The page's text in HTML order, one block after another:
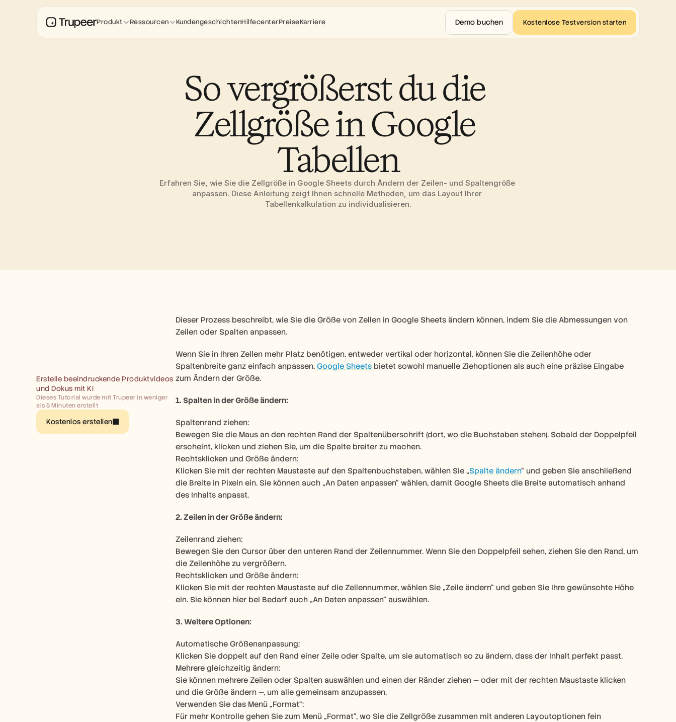
So vergrößerst du die
Zellgröße in Google
Tabellen
Erfahren Sie, wie Sie die Zellgröße in Google Sheets durch Ändern der Zeilen- und Spaltengröße
anpassen. Diese Anleitung zeigt Ihnen schnelle Methoden, um das Layout Ihrer
Tabellenkalkulation zu individualisieren.
Erstelle beeindruckende Produktvideos
und Dokus mit KI
Dieses Tutorial wurde mit Trupeer in weniger
als 5 Minuten erstellt
Kostenlos erstellen
Dieser Prozess beschreibt, wie Sie die Größe von Zellen in Google Sheets ändern können, indem Sie die Abmessungen von
Zeilen oder Spalten anpassen.
Wenn Sie in Ihren Zellen mehr Platz benötigen, entweder vertikal oder horizontal, können Sie die Zeilenhöhe oder
Spaltenbreite ganz einfach anpassen. Google Sheets bietet sowohl manuelle Ziehoptionen als auch eine präzise Eingabe
zum Ändern der Größe.
1. Spalten in der Größe ändern:
Spaltenrand ziehen:
Bewegen Sie die Maus an den rechten Rand der Spaltenüberschrift (dort, wo die Buchstaben stehen). Sobald der Doppelpfeil
erscheint, klicken und ziehen Sie, um die Spalte breiter zu machen.
Rechtsklicken und Größe ändern:
Klicken Sie mit der rechten Maustaste auf den Spaltenbuchstaben, wählen Sie „Spalte ändern“ und geben Sie anschließend
die Breite in Pixeln ein. Sie können auch „An Daten anpassen“ wählen, damit Google Sheets die Breite automatisch anhand
des Inhalts anpasst.
2. Zeilen in der Größe ändern:
Zeilenrand ziehen:
Bewegen Sie den Cursor über den unteren Rand der Zeilennummer. Wenn Sie den Doppelpfeil sehen, ziehen Sie den Rand, um
die Zeilenhöhe zu vergrößern.
Rechtsklicken und Größe ändern:
Klicken Sie mit der rechten Maustaste auf die Zeilennummer, wählen Sie „Zeile ändern“ und geben Sie Ihre gewünschte Höhe
ein. Sie können hier bei Bedarf auch „An Daten anpassen“ auswählen.
3. Weitere Optionen:
Automatische Größenanpassung:
Klicken Sie doppelt auf den Rand einer Zeile oder Spalte, um sie automatisch so zu ändern, dass der Inhalt perfekt passt.
Mehrere gleichzeitig ändern:
Sie können mehrere Zeilen oder Spalten auswählen und einen der Ränder ziehen — oder mit der rechten Maustaste klicken
und die Größe ändern —, um alle gemeinsam anzupassen.
Verwenden Sie das Menü „Format“:
Für mehr Kontrolle gehen Sie zum Menü „Format“, wo Sie die Zellgröße zusammen mit anderen Layoutoptionen fein
Produkt Ressourcen KundengeschichtenHilfecenterPreiseKarriere Demo buchen Kostenlose Testversion starten